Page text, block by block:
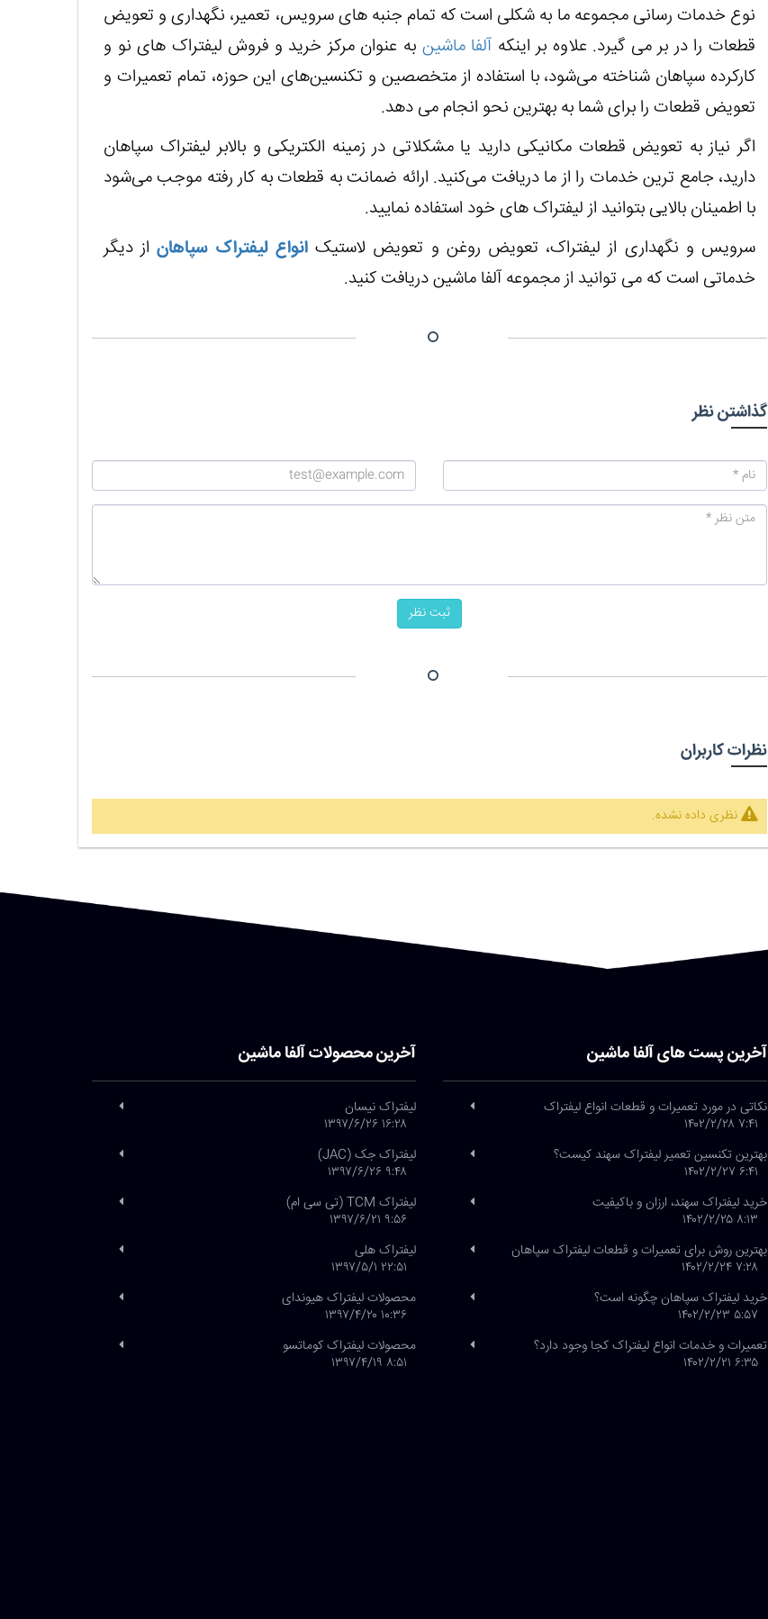
نوع خدمات رسانی مجموعه ما به شکلی است که تمام جنبه های سرویس، تعمیر، نگهداری و تعویض
قطعات را در بر می گیرد. علاوه بر اینکه آلفا ماشین به عنوان مرکز خرید و فروش لیفتراک های نو و
کارکرده سپاهان شناخته می‌شود، با استفاده از متخصصین و تکنسین‌های این حوزه، تمام تعمیرات و
تعویض قطعات را برای شما به بهترین نحو انجام می دهد.
اگر نیاز به تعویض قطعات مکانیکی دارید یا مشکلاتی در زمینه الکتریکی و بالابر لیفتراک سپاهان
دارید، جامع ترین خدمات را از ما دریافت می‌کنید. ارائه ضمانت به قطعات به کار رفته موجب می‌شود
با اطمینان بالایی بتوانید از لیفتراک های خود استفاده نمایید.
سرویس و نگهداری از لیفتراک، تعویض روغن و تعویض لاستیکانواع لیفتراک سپاهاناز دیگر
خدماتی است که می توانید از مجموعه آلفا ماشین دریافت کنید.
گذاشتن نظر
ثبت نظر
نظرات کاربران
نظری داده نشده.
آخرین پست های آلفا ماشین
نکاتی در مورد تعمیرات و قطعات انواع لیفتراک
۷:۴۱ ۱۴۰۲/۲/۲۸
بهترین تکنسین تعمیر لیفتراک سهند کیست؟
۶:۴۱ ۱۴۰۲/۲/۲۷
خرید لیفتراک سهند، ارزان و باکیفیت
۸:۱۳ ۱۴۰۲/۲/۲۵
بهترین روش برای تعمیرات و قطعات لیفتراک سپاهان
۷:۲۸ ۱۴۰۲/۲/۲۴
خرید لیفتراک سپاهان چگونه است؟
۵:۵۷ ۱۴۰۲/۲/۲۳
تعمیرات و خدمات انواع لیفتراک کجا وجود دارد؟
۶:۳۵ ۱۴۰۲/۲/۲۱
آخرین محصولات آلفا ماشین
لیفتراک نیسان
۱۶:۲۸ ۱۳۹۷/۶/۲۶
لیفتراک جک (JAC)
۹:۴۸ ۱۳۹۷/۶/۲۶
لیفتراک TCM (تی سی ام)
۹:۵۶ ۱۳۹۷/۶/۲۱
لیفتراک هلی
۲۲:۵۱ ۱۳۹۷/۵/۱
محصولات لیفتراک هیوندای
۱۰:۳۶ ۱۳۹۷/۴/۲۰
محصولات لیفتراک کوماتسو
۸:۵۱ ۱۳۹۷/۴/۱۹